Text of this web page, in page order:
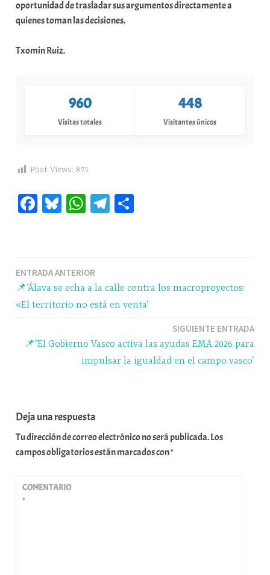
oportunidad de trasladar sus argumentos directamente a
quienes toman las decisiones.
Txomin Ruiz.
960
Visitas totales
448
Visitantes únicos
Post Views: 875
Fa Bl W
pp
Te
m rti
r
Navegación
de
ENTRADA ANTERIOR
📌’Álava se echa a la calle contra los macroproyectos:
«El territorio no está en venta’
SIGUIENTE ENTRADA
📌’El Gobierno Vasco activa las ayudas EMA 2026 para
impulsar la igualdad en el campo vasco’
Deja una respuesta
Tu dirección de correo electrónico no será publicada.Los
campos obligatorios están marcados con*
COMENTARIO
*